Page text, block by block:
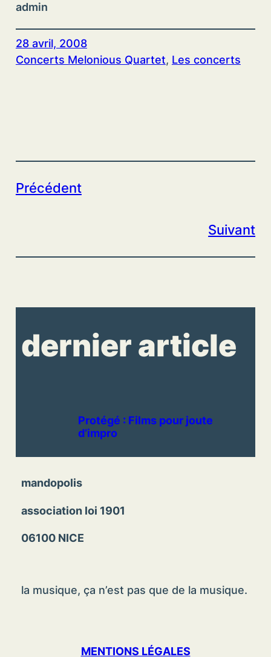
admin
28 avril, 2008
Concerts Melonious Quartet, Les concerts
Précédent
Suivant
dernier article
Protégé : Films pour joute
d’impro
mandopolis
association loi 1901
06100 NICE
la musique, ça n’est pas que de la musique.
MENTIONS LÉGALES